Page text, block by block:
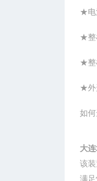
★电
★整
★整
★外
如
大
该
满